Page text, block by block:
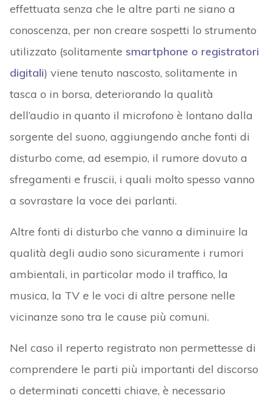
effettuata senza che le altre parti ne siano a
conoscenza, per non creare sospetti lo strumento
utilizzato (solitamente smartphone o registratori
digitali) viene tenuto nascosto, solitamente in
tasca o in borsa, deteriorando la qualità
dell’audio in quanto il microfono è lontano dalla
sorgente del suono, aggiungendo anche fonti di
disturbo come, ad esempio, il rumore dovuto a
sfregamenti e fruscii, i quali molto spesso vanno
a sovrastare la voce dei parlanti.
Altre fonti di disturbo che vanno a diminuire la
qualità degli audio sono sicuramente i rumori
ambientali, in particolar modo il traffico, la
musica, la TV e le voci di altre persone nelle
vicinanze sono tra le cause più comuni.
Nel caso il reperto registrato non permettesse di
comprendere le parti più importanti del discorso
o determinati concetti chiave, è necessario